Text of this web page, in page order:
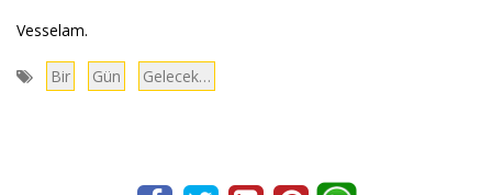
Vesselam.
Bir Gün Gelecek…